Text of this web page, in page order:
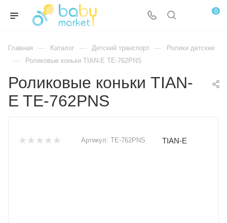
0
Главная — Каталог — Детский транспорт — Ролики детские
— Роликовые коньки TIAN-E TE-762PNS
Роликовые коньки TIAN-
E TE-762PNS
Артикул: TE-762PNS TIAN-E